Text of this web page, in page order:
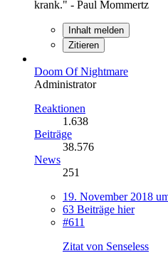
krank." - Paul Mommertz
Inhalt melden
Zitieren
Doom Of Nightmare
Administrator
Reaktionen
1.638
Beiträge
38.576
News
251
19. November 2018
63 Beiträge hier
#611
Zitat von Senseless